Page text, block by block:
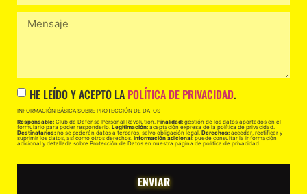
HE LEÍDO Y ACEPTO LA POLÍTICA DE PRIVACIDAD.
INFORMACIÓN BÁSICA SOBRE PROTECCIÓN DE DATOS
Responsable: Club de Defensa Personal Revolution. Finalidad: gestión de los datos aportados en el
formulario para poder responderlo. Legitimación: aceptación expresa de la política de privacidad.
Destinatarios: no se cederán datos a terceros, salvo obligación legal. Derechos: acceder, rectificar y
suprimir los datos, así como otros derechos. Información adicional: puede consultar la información
adicional y detallada sobre Protección de Datos en nuestra página de política de privacidad.
ENVIAR